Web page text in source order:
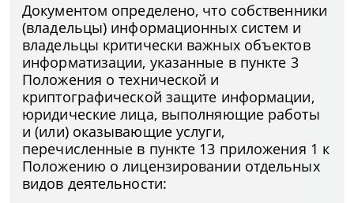
Документом определено, что собственники
(владельцы) информационных систем и
владельцы критически важных объектов
информатизации, указанные в пункте 3
Положения о технической и
криптографической защите информации,
юридические лица, выполняющие работы
и (или) оказывающие услуги,
перечисленные в пункте 13 приложения 1 к
Положению о лицензировании отдельных
видов деятельности: